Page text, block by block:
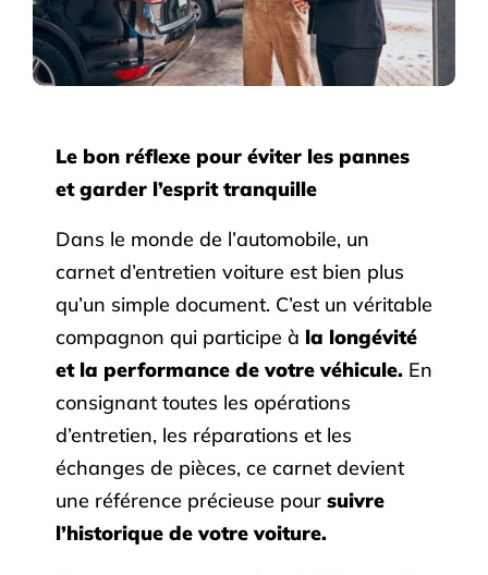
Le bon réflexe pour éviter les pannes
et garder l’esprit tranquille
Dans le monde de l’automobile, un
carnet d’entretien voiture est bien plus
qu’un simple document. C’est un véritable
compagnon qui participe à la longévité
et la performance de votre véhicule.En
consignant toutes les opérations
d’entretien, les réparations et les
échanges de pièces, ce carnet devient
une référence précieuse pour suivre
l’historique de votre voiture.